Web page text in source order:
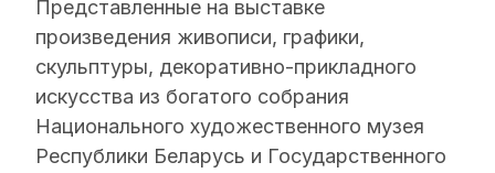
Представленные на выставке
произведения живописи, графики,
скульптуры, декоративно-прикладного
искусства из богатого собрания
Национального художественного музея
Республики Беларусь и Государственного